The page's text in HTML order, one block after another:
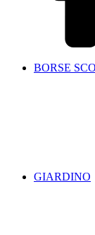
BORSE
GIARDINO